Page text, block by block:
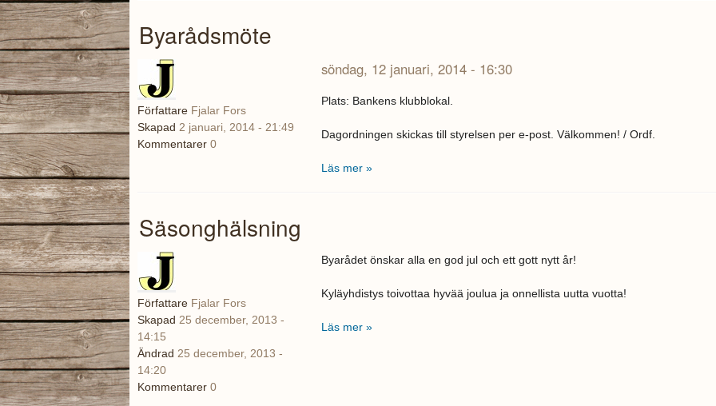
Byarådsmöte
Författare Fjalar Fors
Skapad 2 januari, 2014 - 21:49
Kommentarer 0
söndag, 12 januari, 2014 - 16:30
Plats: Bankens klubblokal.
Dagordningen skickas till styrelsen per e-post. Välkommen! / Ordf.
Läs mer »
Säsonghälsning
Författare Fjalar Fors
Skapad 25 december, 2013 -
14:15
Ändrad 25 december, 2013 -
14:20
Kommentarer 0
Byarådet önskar alla en god jul och ett gott nytt år!
Kyläyhdistys toivottaa hyvää joulua ja onnellista uutta vuotta!
Läs mer »